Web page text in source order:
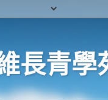
長青學